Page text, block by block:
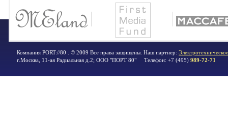
Компания PORT://80 . © 2009 Все права защищены. Наш партнер:
г.Москва 11-ая Радиальная д.2; ООО "ПОРТ 80" Телефон: +7 (495) 989-72-71